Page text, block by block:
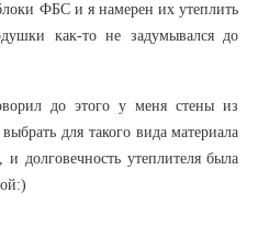
ФБС и я намерен их утеплить
как-то не задумывался до
до этого у меня стены из
для такого вида материала
долговечность утеплителя была